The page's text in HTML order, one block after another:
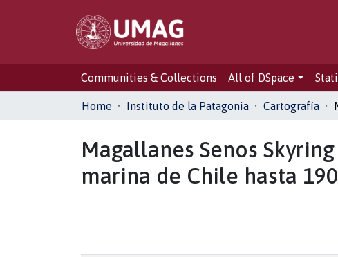
Communities & Collections All of DSpace
Home Instituto de la Patagonia Cartografía
Magallanes Senos
marina de Chile hasta